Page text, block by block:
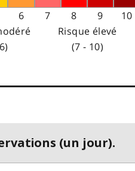
6 7 8 9
10
Risque élevé
(7 - 10)
(un jour).